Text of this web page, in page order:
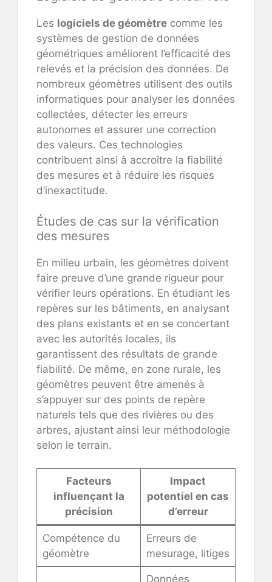
Les logiciels de géomètre comme les
systèmes de gestion de données
géométriques améliorent l’efficacité des
relevés et la précision des données. De
nombreux géomètres utilisent des outils
informatiques pour analyser les données
collectées, détecter les erreurs
autonomes et assurer une correction
des valeurs. Ces technologies
contribuent ainsi à accroître la fiabilité
des mesures et à réduire les risques
d’inexactitude.
Études de cas sur la vérification
des mesures
En milieu urbain, les géomètres doivent
faire preuve d’une grande rigueur pour
vérifier leurs opérations. En étudiant les
repères sur les bâtiments, en analysant
des plans existants et en se concertant
avec les autorités locales, ils
garantissent des résultats de grande
fiabilité. De même, en zone rurale, les
géomètres peuvent être amenés à
s’appuyer sur des points de repère
naturels tels que des rivières ou des
arbres, ajustant ainsi leur méthodologie
selon le terrain.
Facteurs
influençant la
précision
Impact
potentiel en cas
d’erreur
Compétence du
géomètre
Erreurs de
mesurage, litiges
Données